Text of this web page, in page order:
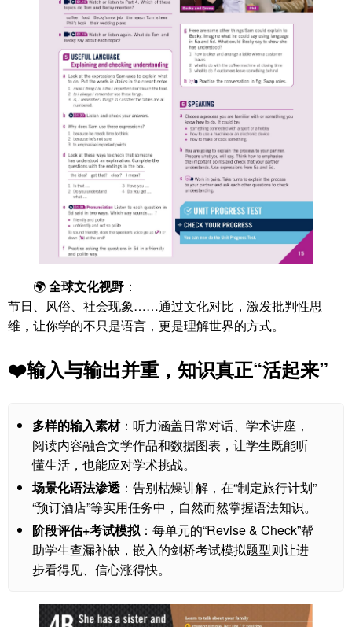
🌍全球文化视野 ：
节日、风俗、社会现象……通过文化对比，激发批判性思
维，让你学的不只是语言，更是理解世界的方式。
❤️输入与输出并重，知识真正“活起来”
多样的输入素材：听力涵盖日常对话、学术讲座，
阅读内容融合文学作品和数据图表，让学生既能听
懂生活，也能应对学术挑战。
场景化语法渗透 ：告别枯燥讲解，在“制定旅行计划”
“预订酒店”等实用任务中，自然而然掌握语法知识。
阶段评估+考试模拟：每单元的“Revise & Check”帮
助学生查漏补缺，嵌入的剑桥考试模拟题型则让进
步看得见、信心涨得快。